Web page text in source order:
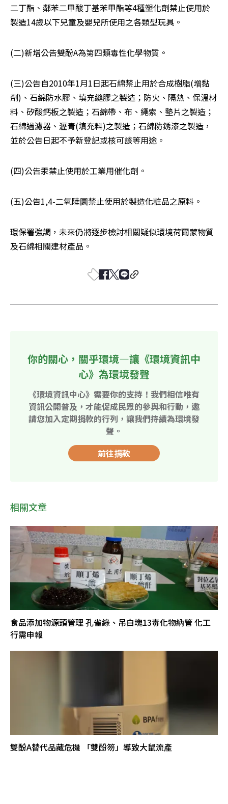
二丁酯、鄰苯二甲酸丁基苯甲酯等4種塑化劑禁止使用於
製造14歲以下兒童及嬰兒所使用之各類型玩具。
(二)新增公告雙酚A為第四類毒性化學物質。
(三)公告自2010年1月1日起石綿禁止用於合成樹脂(增黏
劑)、石綿防水膠、填充縫膠之製造；防火、隔熱、保溫材
料、矽酸鈣板之製造；石綿帶、布、繩索、墊片之製造；
石綿過濾器、瀝青(填充料)之製造；石綿防銹漆之製造，
並於公告日起不予新登記或核可該等用途。
(四)公告汞禁止使用於工業用催化劑。
(五)公告1,4-二氧陸圜禁止使用於製造化粧品之原料。
環保署強調，未來仍將逐步檢討相關疑似環境荷爾蒙物質
及石綿相關建材產品。
你的關心，關乎環境—讓《環境資訊中
心》為環境發聲
《環境資訊中心》需要你的支持！我們相信唯有
資訊公開普及，才能促成民眾的參與和行動，邀
請您加入定期捐款的行列，讓我們持續為環境發
聲。
前往捐款
相關文章
食品添加物源頭管理 孔雀綠、吊白塊13毒化物納管 化工
行需申報
雙酚A替代品藏危機 「雙酚笏」導致大鼠流產